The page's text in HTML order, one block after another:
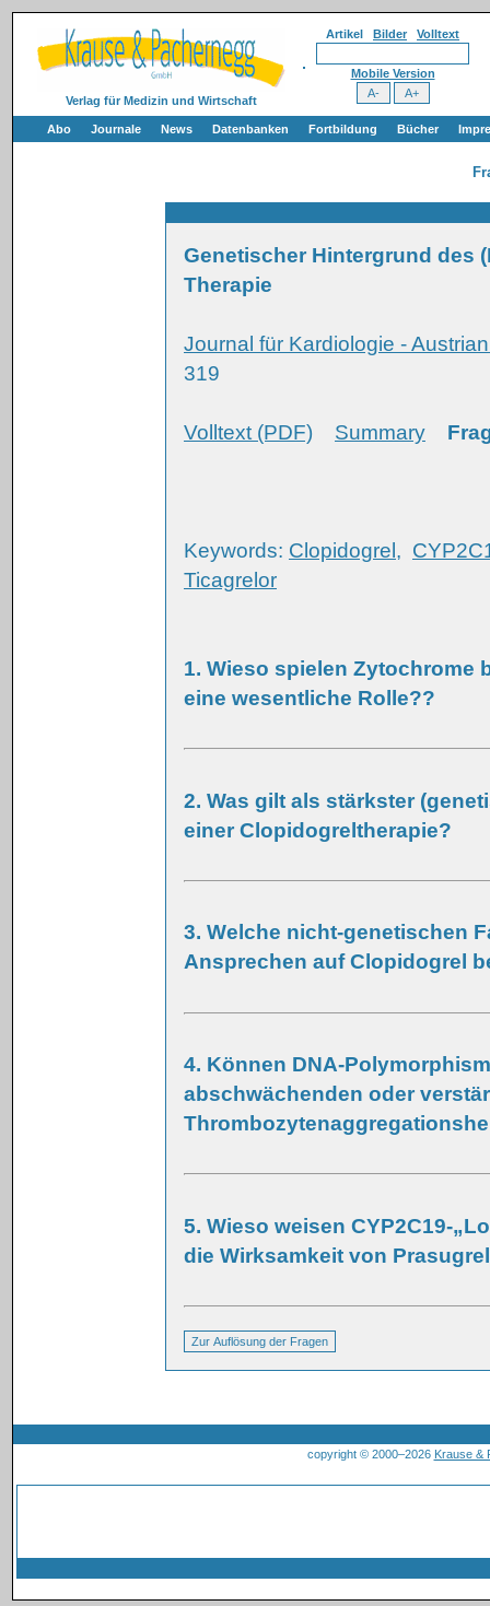
Verlag für Medizin und Wirtschaft
Artikel Bilder Volltext
Mobile Version
Abo Journale News Datenbanken Fortbildung Bücher
Genetischer Hintergrund des
Therapie
Journal für Kardiologie -
319
Volltext (PDF) Summary
Keywords: Clopidogrel ,
Ticagrelor
1. Wieso spielen Zytochrome
eine wesentliche Rolle??
2. Was gilt als stärkster
einer Clopidogreltherapie?
3. Welche nicht-genetischen
Ansprechen auf Clopidogrel
4. Können DNA-
abschwächenden oder
5. Wieso weisen CYP2C19-
die Wirksamkeit von
copyright © 2000–2026 Krause &